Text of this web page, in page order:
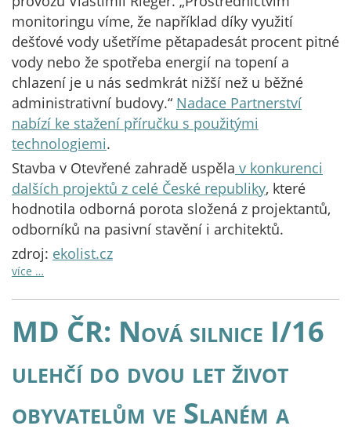
monitoringu víme, že například díky využití
dešťové vody ušetříme pětapadesát procent pitné
vody nebo že spotřeba energií na topení a
chlazení je u nás sedmkrát nižší než u běžné
administrativní budovy.“ Nadace Partnerství
nabízí ke stažení příručku s použitými
technologiemi.
Stavba v Otevřené zahradě uspěla v konkurenci
dalších projektů z celé České republiky, které
hodnotila odborná porota složená z projektantů,
odborníků na pasivní stavění i architektů.
zdroj: ekolist.cz
více …
MD ČR: Nová silnice I/16
ulehčí do dvou let život
obyvatelům ve Slaném a